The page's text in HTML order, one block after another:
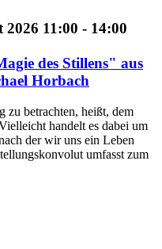
2026 11:00 - 14:00
des Stillens" aus
Horbach
zu betrachten, heißt, dem
handelt es dabei um
der wir uns ein Leben
umfasst zum